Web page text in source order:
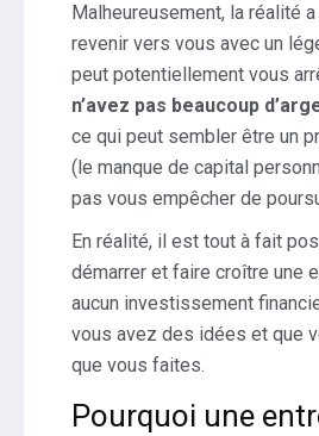
Malheureusement, la réalité
revenir vers vous avec un
peut potentiellement vous
n’avez pas beaucoup
ce qui peut sembler être un
(le manque de capital
pas vous empêcher de
En réalité, il est tout à fait
démarrer et faire croître une
aucun investissement
vous avez des idées et que
que vous faites.
Pourquoi une